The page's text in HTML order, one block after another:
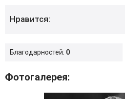
Нравится:
Благодарностей: 0
Фотогалерея: